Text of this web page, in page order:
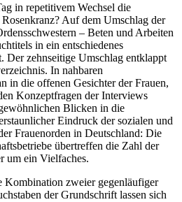
in repetitivem Wechsel die
Auf dem Umschlag der
– Beten und Arbeiten
in ein entschiedenes
Der zehnseitige Umschlag entklappt
In nahbaren
in die offenen Gesichter der Frauen,
Konzeptfragen der Interviews
Blicken in die
Eindruck der sozialen und
Frauenorden in Deutschland: Die
übertreffen die Zahl der
um ein Vielfaches.
Kombination zweier gegenläufiger
der Grundschrift lassen sich